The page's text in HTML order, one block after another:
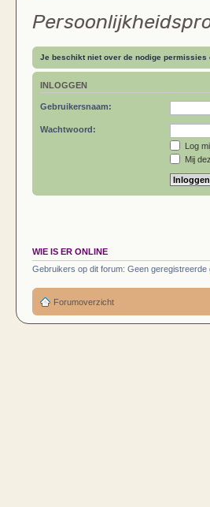
Je beschikt niet over de nodige permissies
INLOGGEN
Gebruikersnaam:
Wachtwoord:
Log
Mij
WIE IS ER ONLINE
Gebruikers op dit forum: Geen
Forumoverzicht